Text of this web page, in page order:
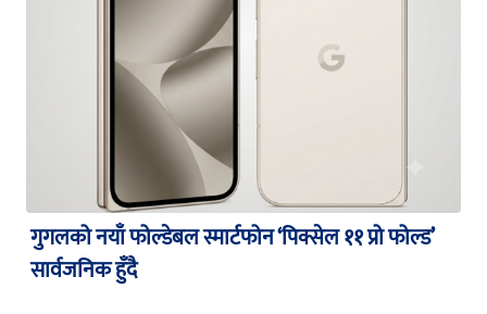
गुगलको नयाँ फोल्डेबल स्मार्टफोन ‘पिक्सेल ११ प्रो फोल्ड’
सार्वजनिक हुँदै